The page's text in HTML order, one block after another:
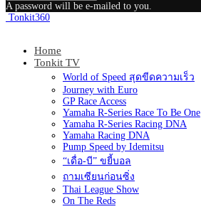
A password will be e-mailed to you.
Tonkit360
Home
Tonkit TV
World of Speed สุดขีดความเร็ว
Journey with Euro
GP Race Access
Yamaha R-Series Race To Be One
Yamaha R-Series Racing DNA
Yamaha Racing DNA
Pump Speed by Idemitsu
“เดื่อ-บี” ขยี้บอล
ถามเซียนก่อนซิ่ง
Thai League Show
On The Reds